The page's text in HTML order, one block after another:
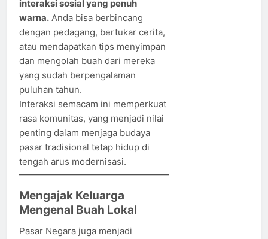
interaksi sosial yang penuh
warna. Anda bisa berbincang
dengan pedagang, bertukar cerita,
atau mendapatkan tips menyimpan
dan mengolah buah dari mereka
yang sudah berpengalaman
puluhan tahun.
Interaksi semacam ini memperkuat
rasa komunitas, yang menjadi nilai
penting dalam menjaga budaya
pasar tradisional tetap hidup di
tengah arus modernisasi.
Mengajak Keluarga
Mengenal Buah Lokal
Pasar Negara juga menjadi